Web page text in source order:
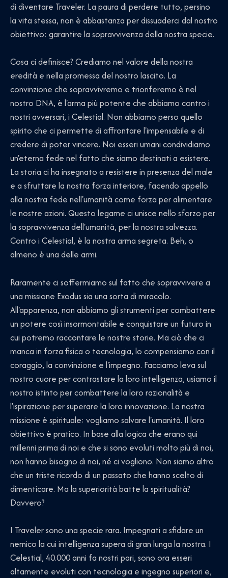
di diventare Traveler. La paura di perdere tutto, persino
la vita stessa, non è abbastanza per dissuaderci dal nostro
obiettivo: garantire la sopravvivenza della nostra specie.
Cosa ci definisce? Crediamo nel valore della nostra
eredità e nella promessa del nostro lascito. La
convinzione che sopravvivremo e trionferemo è nel
nostro DNA, è l'arma più potente che abbiamo contro i
nostri avversari, i Celestial. Non abbiamo perso quello
spirito che ci permette di affrontare l'impensabile e di
credere di poter vincere. Noi esseri umani condividiamo
un'eterna fede nel fatto che siamo destinati a esistere.
La storia ci ha insegnato a resistere in presenza del male
e a sfruttare la nostra forza interiore, facendo appello
alla nostra fede nell'umanità come forza per alimentare
le nostre azioni. Questo legame ci unisce nello sforzo per
la sopravvivenza dell'umanità, per la nostra salvezza.
Contro i Celestial, è la nostra arma segreta. Beh, o
almeno è una delle armi.
Raramente ci soffermiamo sul fatto che sopravvivere a
una missione Exodus sia una sorta di miracolo.
All'apparenza, non abbiamo gli strumenti per combattere
un potere così insormontabile e conquistare un futuro in
cui potremo raccontare le nostre storie. Ma ciò che ci
manca in forza fisica o tecnologia, lo compensiamo con il
coraggio, la convinzione e l'impegno. Facciamo leva sul
nostro cuore per contrastare la loro intelligenza, usiamo il
nostro istinto per combattere la loro razionalità e
l'ispirazione per superare la loro innovazione. La nostra
missione è spirituale: vogliamo salvare l'umanità. Il loro
obiettivo è pratico. In base alla logica che erano qui
millenni prima di noi e che si sono evoluti molto più di noi,
non hanno bisogno di noi, né ci vogliono. Non siamo altro
che un triste ricordo di un passato che hanno scelto di
dimenticare. Ma la superiorità batte la spiritualità?
Davvero?
I Traveler sono una specie rara. Impegnati a sfidare un
nemico la cui intelligenza supera di gran lunga la nostra. I
Celestial, 40.000 anni fa nostri pari, sono ora esseri
altamente evoluti con tecnologia e ingegno superiori e,